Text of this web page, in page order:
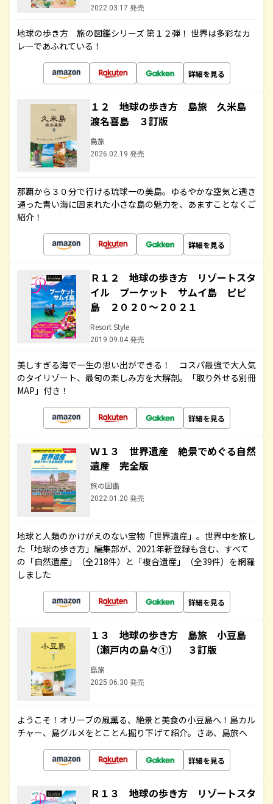
2022.03.17 発売
地球の歩き方 旅の図鑑シリーズ 第１２弾！ 世界は多彩なカ
レーであふれている！
詳細を見る
１２ 地球の歩き方 島旅 久米島
渡名喜島 ３訂版
島旅
2026.02.19 発売
那覇から３０分で行ける琉球一の美島。ゆるやかな空気と透き
通った青い海に囲まれた小さな島の魅力を、あますことなくご
紹介！
詳細を見る
Ｒ１２ 地球の歩き方 リゾートスタ
イル プーケット サムイ島 ピピ
島 ２０２０～２０２１
Resort Style
2019.09.04 発売
美しすぎる海で一生の思い出ができる！ コスパ最強で大人気
のタイリゾート、最旬の楽しみ方を大解剖。「取り外せる別冊
MAP」付き！
詳細を見る
Ｗ１３ 世界遺産 絶景でめぐる自然
遺産 完全版
旅の図鑑
2022.01.20 発売
地球と人類のかけがえのない宝物「世界遺産」。世界中を旅し
た「地球の歩き方」編集部が、2021年新登録も含む、すべて
の「自然遺産」（全218件）と「複合遺産」（全39件）を網羅
しました
詳細を見る
１３ 地球の歩き方 島旅 小豆島
（瀬戸内の島々①） ３訂版
島旅
2025.06.30 発売
ようこそ！オリーブの風薫る、絶景と美食の小豆島へ！島カル
チャー、島グルメをとことん掘り下げて紹介。さあ、島旅へ
詳細を見る
Ｒ１３ 地球の歩き方 リゾートスタ